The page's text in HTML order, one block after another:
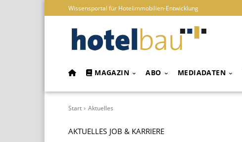
Wissensportal für Hotelimmobilien-Entwicklung
MAGAZIN ABO MEDIADATEN
Start Aktuelles
AKTUELLES JOB & KARRIERE